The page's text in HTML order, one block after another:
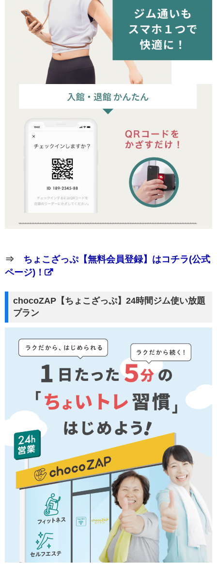
⇒ ちょこざっぷ【無料会員登録】はコチラ(公式
ページ)！
chocoZAP【ちょこざっぷ】24時間ジム使い放題
プラン